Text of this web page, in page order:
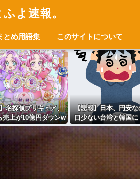
よ速報。
とめ用語集 このサイトについて
名探偵プリキュア、
売上が10億円ダウンw
wwwwwwww
【悲報】日本、円安な
口少ない台湾と韓国に
額」抜かれ日本沈没